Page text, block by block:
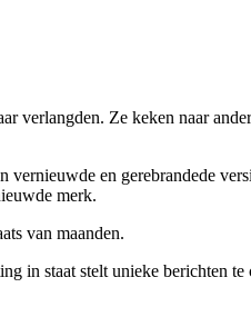
verlangden. Ze keken naar
en gerebrandede
merk.
van maanden.
in staat stelt unieke berichten te